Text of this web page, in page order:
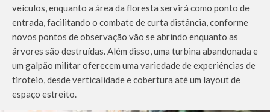
veículos, enquanto a área da floresta servirá como ponto de
entrada, facilitando o combate de curta distância, conforme
novos pontos de observação vão se abrindo enquanto as
árvores são destruídas. Além disso, uma turbina abandonada e
um galpão militar oferecem uma variedade de experiências de
tiroteio, desde verticalidade e cobertura até um layout de
espaço estreito.